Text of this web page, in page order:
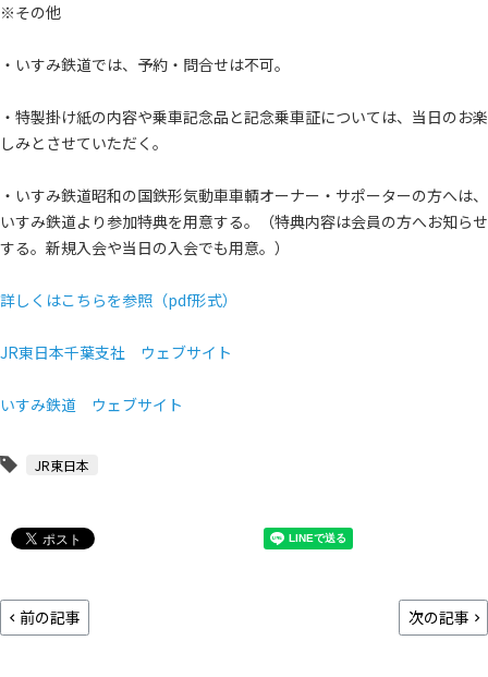
※その他
・いすみ鉄道では、予約・問合せは不可。
・特製掛け紙の内容や乗車記念品と記念乗車証については、当日のお楽
しみとさせていただく。
・いすみ鉄道昭和の国鉄形気動車車輌オーナー・サポーターの方へは、
いすみ鉄道より参加特典を用意する。（特典内容は会員の方へお知らせ
する。新規入会や当日の入会でも用意。）
詳しくはこちらを参照（pdf形式）
JR東日本千葉支社 ウェブサイト
いすみ鉄道 ウェブサイト
JR東日本
前の記事 次の記事